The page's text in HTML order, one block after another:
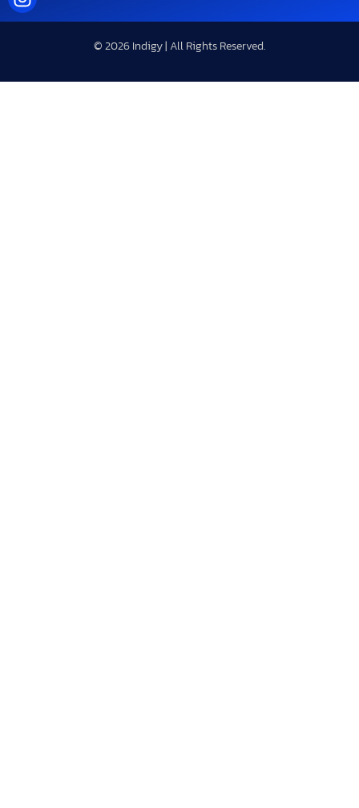
© 2026 Indigy | All Rights Reserved.